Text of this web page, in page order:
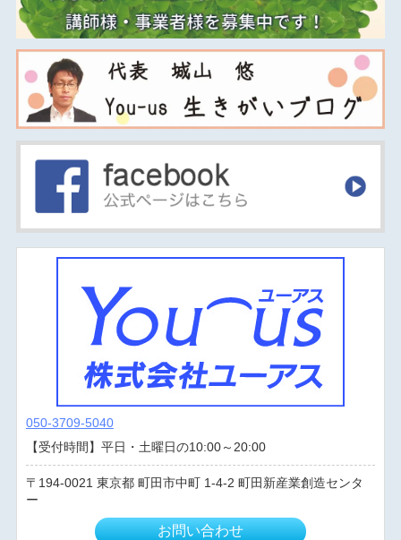
050-3709-5040
【受付時間】平日・土曜日の10:00～20:00
194-0021 東京都 町田市中町 1-4-2 町田新産業創造センタ
ー
お問い合わせ